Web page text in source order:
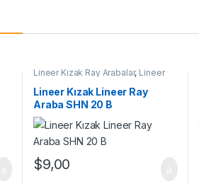
Lineer Kızak Ray Arabalar, Lineer
Ürünler
Lineer Kızak Lineer Ray
Araba SHN 20 B
$9,00